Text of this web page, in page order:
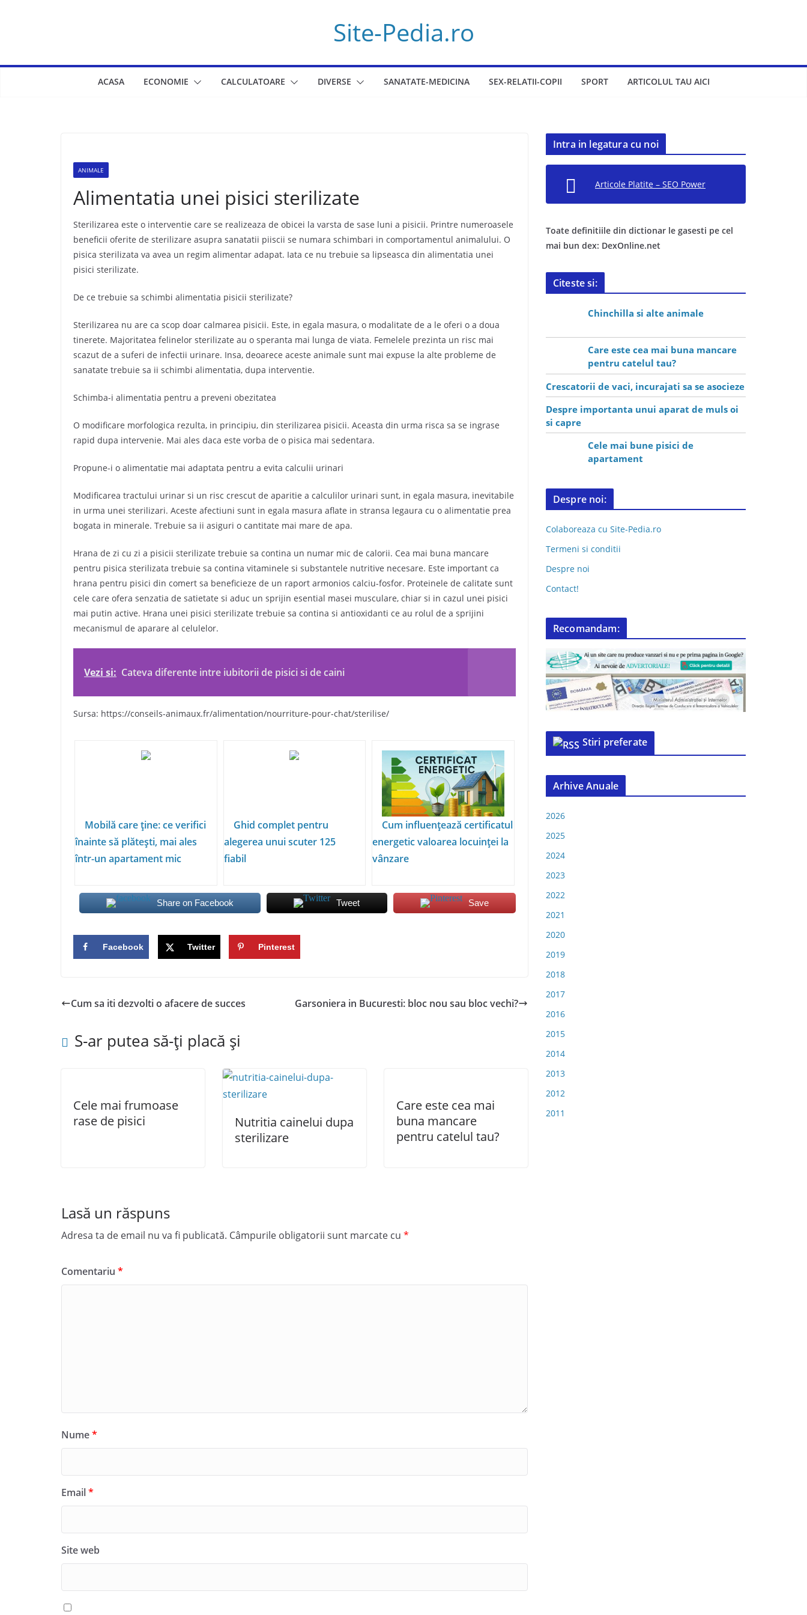
Site-Pedia.ro
ACASA ECONOMIE CALCULATOARE DIVERSE SANATATE-MEDICINA SEX-RELATII-COPII SPORT ARTICOLUL TAU AICI
ANIMALE
Alimentatia unei pisici sterilizate
Sterilizarea este o interventie care se realizeaza de obicei la varsta de sase luni a pisicii. Printre numeroasele
beneficii oferite de sterilizare asupra sanatatii piiscii se numara schimbari in comportamentul animalului. O
pisica sterilizata va avea un regim alimentar adapat. Iata ce nu trebuie sa lipseasca din alimentatia unei
pisici sterilizate.
De ce trebuie sa schimbi alimentatia pisicii sterilizate?
Sterilizarea nu are ca scop doar calmarea pisicii. Este, in egala masura, o modalitate de a le oferi o a doua
tinerete. Majoritatea felinelor sterilizate au o speranta mai lunga de viata. Femelele prezinta un risc mai
scazut de a suferi de infectii urinare. Insa, deoarece aceste animale sunt mai expuse la alte probleme de
sanatate trebuie sa ii schimbi alimentatia, dupa interventie.
Schimba-i alimentatia pentru a preveni obezitatea
O modificare morfologica rezulta, in principiu, din sterilizarea pisicii. Aceasta din urma risca sa se ingrase
rapid dupa intervenie. Mai ales daca este vorba de o pisica mai sedentara.
Propune-i o alimentatie mai adaptata pentru a evita calculii urinari
Modificarea tractului urinar si un risc crescut de aparitie a calculilor urinari sunt, in egala masura, inevitabile
in urma unei sterilizari. Aceste afectiuni sunt in egala masura aflate in stransa legaura cu o alimentatie prea
bogata in minerale. Trebuie sa ii asiguri o cantitate mai mare de apa.
Hrana de zi cu zi a pisicii sterilizate trebuie sa contina un numar mic de calorii. Cea mai buna mancare
pentru pisica sterilizata trebuie sa contina vitaminele si substantele nutritive necesare. Este important ca
hrana pentru pisici din comert sa beneficieze de un raport armonios calciu-fosfor. Proteinele de calitate sunt
cele care ofera senzatia de satietate si aduc un sprijin esential masei musculare, chiar si in cazul unei pisici
mai putin active. Hrana unei pisici sterilizate trebuie sa contina si antioxidanti ce au rolul de a sprijini
mecanismul de aparare al celulelor.
Vezi si: Cateva diferente intre iubitorii de pisici si de caini
Sursa: https://conseils-animaux.fr/alimentation/nourriture-pour-chat/sterilise/
Mobilă care ține: ce verifici
înainte să plătești, mai ales
într-un apartament mic
Ghid complet pentru
alegerea unui scuter 125
fiabil
Cum influențează certificatul
energetic valoarea locuinței la
vânzare
Share on Facebook Tweet Save
Facebook Twitter Pinterest
Cum sa iti dezvolti o afacere de succes Garsoniera in Bucuresti: bloc nou sau bloc vechi?
S-ar putea să-ți placă și
Cele mai frumoase
rase de pisici
Nutritia cainelui dupa
sterilizare
Care este cea mai
buna mancare
pentru catelul tau?
Lasă un răspuns
Adresa ta de email nu va fi publicată. Câmpurile obligatorii sunt marcate cu *
Comentariu *
Nume*
Email*
Site web
Intra in legatura cu noi
Articole Platite – SEO Power
Toate definitiile din dictionar le gasesti pe cel
mai bun dex: DexOnline.net
Citeste si:
Chinchilla si alte animale
Care este cea mai buna mancare
pentru catelul tau?
Crescatorii de vaci, incurajati sa se asocieze
Despre importanta unui aparat de muls oi
si capre
Cele mai bune pisici de
apartament
Despre noi:
Colaboreaza cu Site-Pedia.ro
Termeni si conditii
Despre noi
Contact!
Recomandam:
Stiri preferate
Arhive Anuale
2026
2025
2024
2023
2022
2021
2020
2019
2018
2017
2016
2015
2014
2013
2012
2011